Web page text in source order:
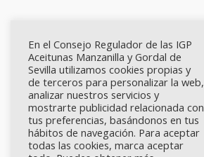
En el Consejo Regulador de las IGP
Aceitunas Manzanilla y Gordal de
Sevilla utilizamos cookies propias y
de terceros para personalizar la web,
analizar nuestros servicios y
mostrarte publicidad relacionada con
tus preferencias, basándonos en tus
hábitos de navegación. Para aceptar
todas las cookies, marca aceptar